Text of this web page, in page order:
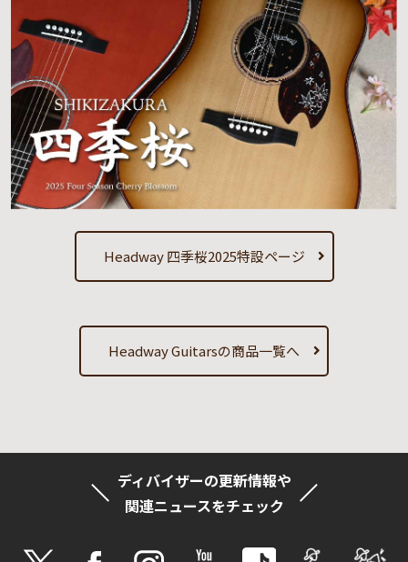
Headway 四季桜2025特設ページ
Headway Guitarsの商品一覧へ
ディバイザーの更新情報や
関連ニュースをチェック